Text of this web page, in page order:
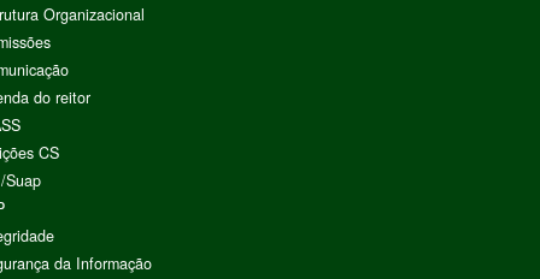
Organizacional
do reitor
CS
Suap
da Informação